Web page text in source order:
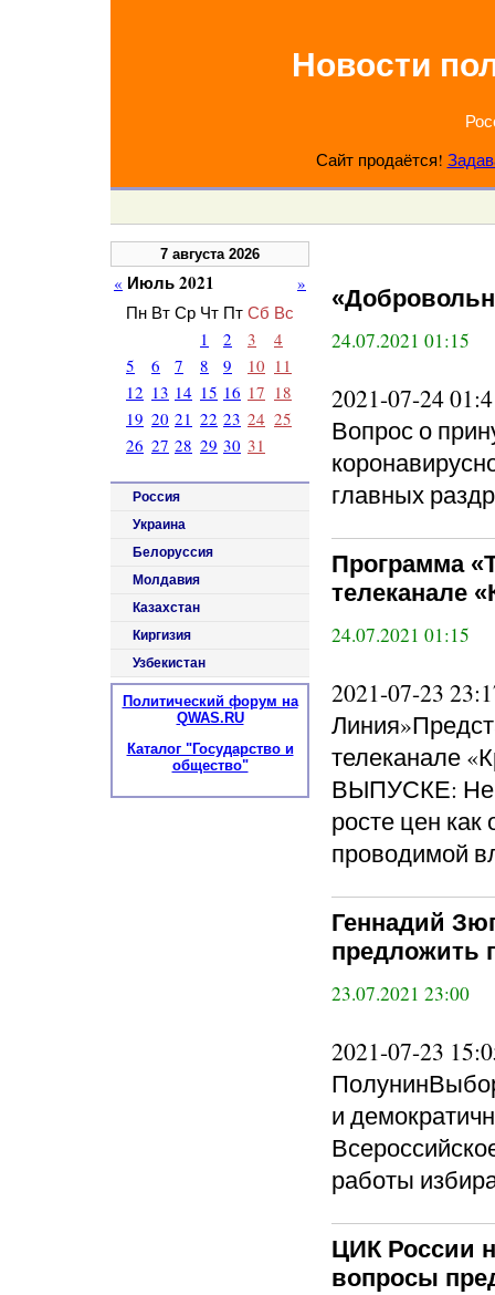
Новости
Сайт продаётся!
24.07.2021 01:15
2021-07-24
Вопрос о
главных
Программа
телеканале
24.07.2021 01:15
2021-07-23
телеканале
ВЫПУСКЕ:
росте цен как
проводимой
Геннадий
предложить
23.07.2021 23:00
2021-07-23
и
работы
ЦИК России
вопросы
7 августа 2026
« Июль 2021
»
Пн Вт Ср Чт Пт Сб Вс
1
2 3
4
5
6 7 8 9 10 11
12 13 14 15 16 17 18
19 20 21 22 23 24 25
26 27 28 29 30 31
Россия
Украина
Белоруссия
Молдавия
Казахстан
Киргизия
Узбекистан
Политический форум на
QWAS.RU
Каталог "Государство и
общество"